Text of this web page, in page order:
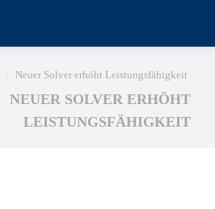
Neuer Solver erhöht Leistungsfähigkeit
NEUER SOLVER ERHÖHT
LEISTUNGSFÄHIGKEIT